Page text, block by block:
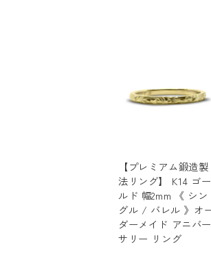
【プレミアム鍛造製
法リング】 K14 ゴー
ルド 幅2mm 《 シン
グル / バレル 》オ
ダーメイド アニバー
サリー リング